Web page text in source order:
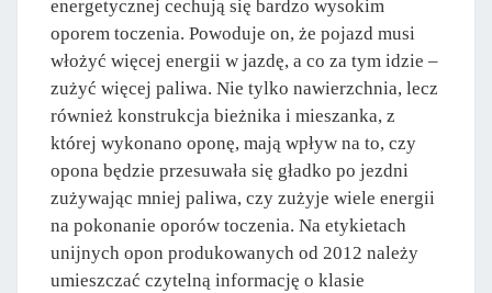
energetycznej cechują się bardzo wysokim
oporem toczenia. Powoduje on, że pojazd musi
włożyć więcej energii w jazdę, a co za tym idzie –
zużyć więcej paliwa. Nie tylko nawierzchnia, lecz
również konstrukcja bieżnika i mieszanka, z
której wykonano oponę, mają wpływ na to, czy
opona będzie przesuwała się gładko po jezdni
zużywając mniej paliwa, czy zużyje wiele energii
na pokonanie oporów toczenia. Na etykietach
unijnych opon produkowanych od 2012 należy
umieszczać czytelną informację o klasie